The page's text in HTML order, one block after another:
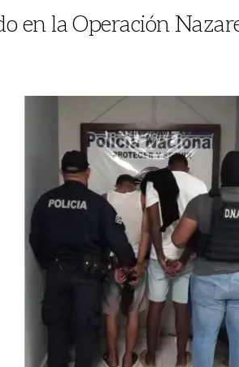
en la Operación